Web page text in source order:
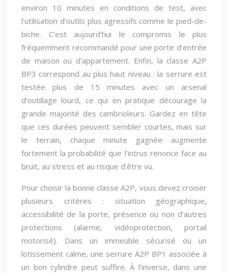
environ 10 minutes en conditions de test, avec
l’utilisation d’outils plus agressifs comme le pied-de-
biche. C’est aujourd’hui le compromis le plus
fréquemment recommandé pour une porte d’entrée
de maison ou d’appartement. Enfin, la classe A2P
BP3 correspond au plus haut niveau : la serrure est
testée plus de 15 minutes avec un arsenal
d’outillage lourd, ce qui en pratique décourage la
grande majorité des cambrioleurs. Gardez en tête
que ces durées peuvent sembler courtes, mais sur
le terrain, chaque minute gagnée augmente
fortement la probabilité que l’intrus renonce face au
bruit, au stress et au risque d’être vu.
Pour choisir la bonne classe A2P, vous devez croiser
plusieurs critères : situation géographique,
accessibilité de la porte, présence ou non d’autres
protections (alarme, vidéoprotection, portail
motorisé). Dans un immeuble sécurisé ou un
lotissement calme, une serrure A2P BP1 associée à
un bon cylindre peut suffire. À l’inverse, dans une